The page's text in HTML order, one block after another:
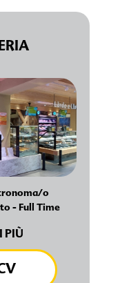
o
- Full Time
PIÙ